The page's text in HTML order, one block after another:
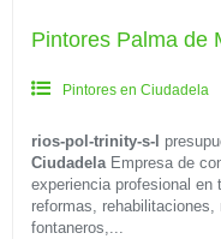
Pintores Palma de
Pintores en Ciudadela
rios-pol-trinity-s-l
CiudadelaEmpresa de
experiencia profesional en
reformas,
fontaneros,...